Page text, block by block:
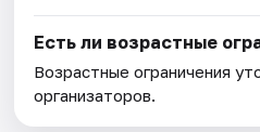
Есть ли возрастные
Возрастные ограничения
организаторов.